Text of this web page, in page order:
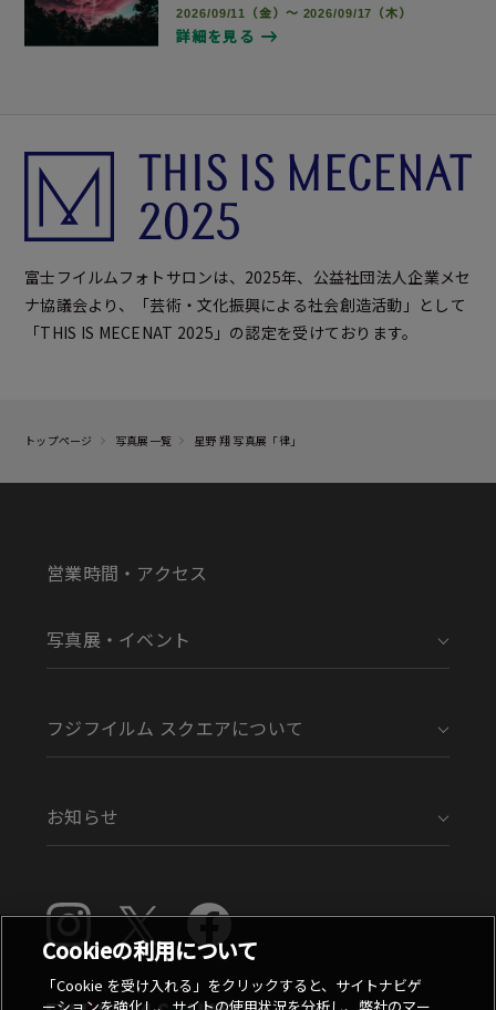
2026/09/11（金）～ 2026/09/17（木）
詳細を見る
富士フイルムフォトサロンは、2025年、公益社団法人企業メセ
ナ協議会より、「芸術・文化振興による社会創造活動」として
「THIS IS MECENAT 2025」の認定を受けております。
トップページ 写真展一覧 星野 翔 写真展「律」
営業時間・アクセス
写真展・イベント
フジフイルム スクエアについて
お知らせ
Cookieの利用について
「Cookie を受け入れる」をクリックすると、サイトナビゲ